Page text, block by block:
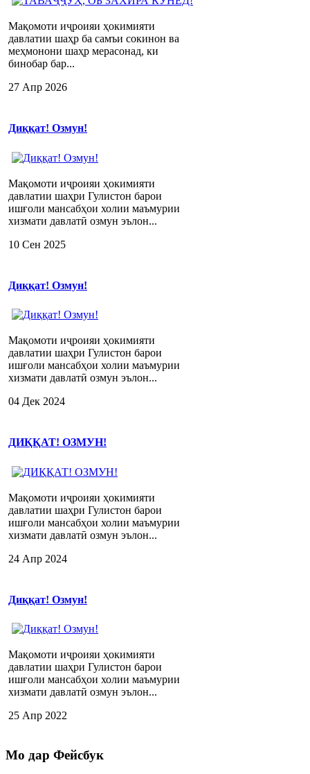
Мақомоти иҷроияи ҳокимияти
давлатии шаҳр ба самъи сокинон ва
меҳмонони шаҳр мерасонад, ки
бинобар бар...
27 Апр 2026
Диққат! Озмун!
Мақомоти иҷроияи ҳокимияти
давлатии шаҳри Гулистон барои
ишғоли мансабҳои холии маъмурии
хизмати давлатӣ озмун эълон...
10 Сен 2025
Диққат! Озмун!
Мақомоти иҷроияи ҳокимияти
давлатии шаҳри Гулистон барои
ишғоли мансабҳои холии маъмурии
хизмати давлатӣ озмун эълон...
04 Дек 2024
ДИҚҚАТ! ОЗМУН!
Мақомоти иҷроияи ҳокимияти
давлатии шаҳри Гулистон барои
ишғоли мансабҳои холии маъмурии
хизмати давлатӣ озмун эълон...
24 Апр 2024
Диққат! Озмун!
Мақомоти иҷроияи ҳокимияти
давлатии шаҳри Гулистон барои
ишғоли мансабҳои холии маъмурии
хизмати давлатӣ озмун эълон...
25 Апр 2022
Мо дар Фейсбук